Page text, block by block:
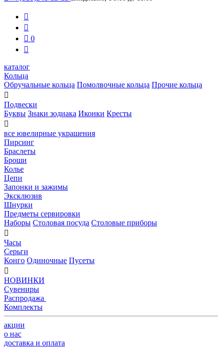


 0

каталог
Кольца
Обручальные кольца Помолвочные кольца Прочие кольца

Подвески
Буквы Знаки зодиака Иконки Кресты

все ювелирные украшения
Пирсинг
Браслеты
Броши
Колье
Цепи
Запонки и зажимы
Эксклюзив
Шнурки
Предметы сервировки
Наборы Столовая посуда Столовые приборы

Часы
Серьги
Конго Одиночные Пусеты

НОВИНКИ
Сувениры
Распродажа
Комплекты
акции
о нас
доставка и оплата